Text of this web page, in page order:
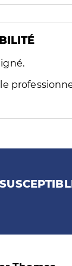
un ou plusieurs